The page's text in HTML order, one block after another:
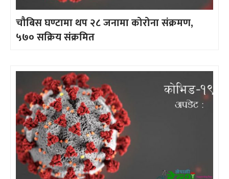
चौबिस घण्टामा थप २८ जनामा कोरोना संक्रमण,
५७० सक्रिय संक्रमित